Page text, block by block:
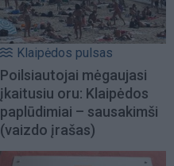
Klaipėdos pulsas
Poilsiautojai mėgaujasi
įkaitusiu oru: Klaipėdos
paplūdimiai – sausakimši
(vaizdo įrašas)